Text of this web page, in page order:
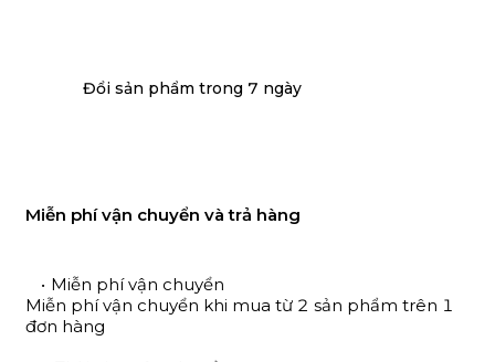
Miễn phí vận chuyển và trả hàng
Miễn phí vận chuyển
Miễn phí vận chuyển khi mua từ 2 sản phẩm trên 1
đơn hàng
Đổi sản phẩm trong 7 ngày